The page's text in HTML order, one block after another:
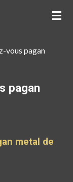
vous pagan
pagan
metal de